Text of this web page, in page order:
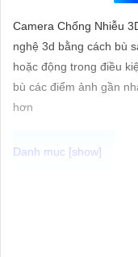
LẮP
ĐẶT
KIỆN
Camera Chống Nhiễu
nghệ 3d bằng cách bù
hoặc động trong điều
bù các điểm ảnh gần
hơn
Dòng camera Dahua
trong lĩnh vực camera